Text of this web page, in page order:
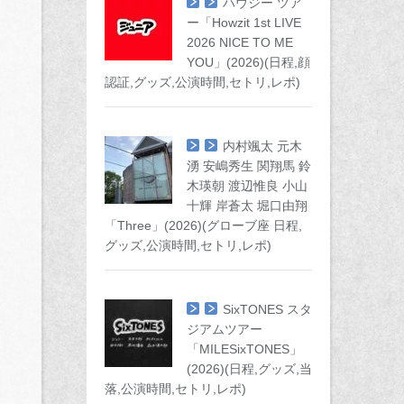
ー「Howzit 1st LIVE
2026 NICE TO ME
YOU」(2026)(日程,顔
認証,グッズ,公演時間,セトリ,レポ)
内村颯太 元木
湧 安嶋秀生 関翔馬 鈴
木瑛朝 渡辺惟良 小山
十輝 岸蒼太 堀口由翔
「Three」(2026)(グローブ座 日程,
グッズ,公演時間,セトリ,レポ)
SixTONES スタ
ジアムツアー
「MILESixTONES」
(2026)(日程,グッズ,当
落,公演時間,セトリ,レポ)